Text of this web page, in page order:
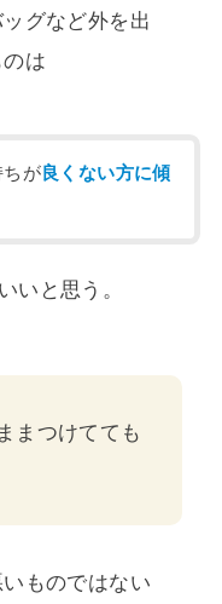
グなど外を出
は
が良くない方に傾
いと思う。
まつけてても
ものではない